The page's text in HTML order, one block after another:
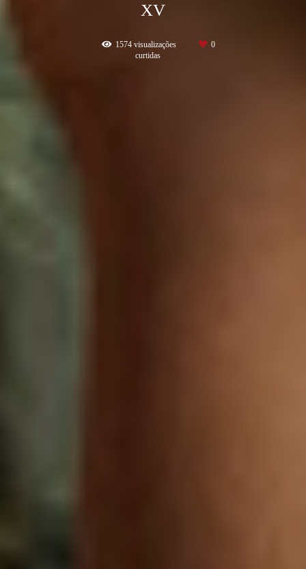
XV
1574visualizações
0
curtidas